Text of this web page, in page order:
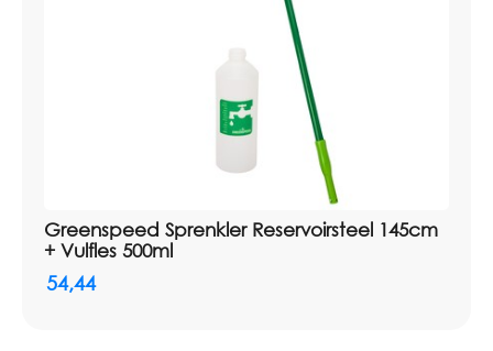
Greenspeed Sprenkler Reservoirsteel 145cm
+ Vulfles 500ml
54,44